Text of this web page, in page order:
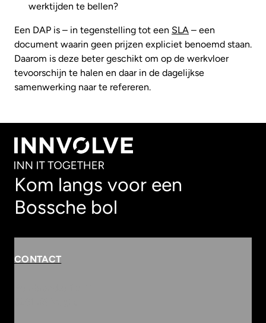
werktijden te bellen?
Een DAP is – in tegenstelling tot een SLA – een
document waarin geen prijzen expliciet benoemd staan.
Daarom is deze beter geschikt om op de werkvloer
tevoorschijn te halen en daar in de dagelijkse
samenwerking naar te refereren.
Kom langs voor een
Bossche bol
CONTACT